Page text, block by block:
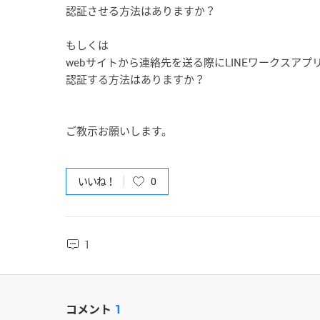
認証させる方法はありますか？
もしくは
webサイトから連絡先を送る際にLINEワークスアプ
認証する方法はありますか？
ご教示お願いします。
いいね！ 0
1
コメント 1